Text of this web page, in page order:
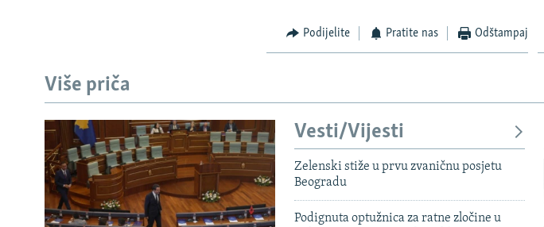
Podijelite Pratite nas Odštampaj
Više priča
Vesti/Vijesti
Zelenski stiže u prvu zvaničnu posjetu
Beogradu
Podignuta optužnica za ratne zločine u